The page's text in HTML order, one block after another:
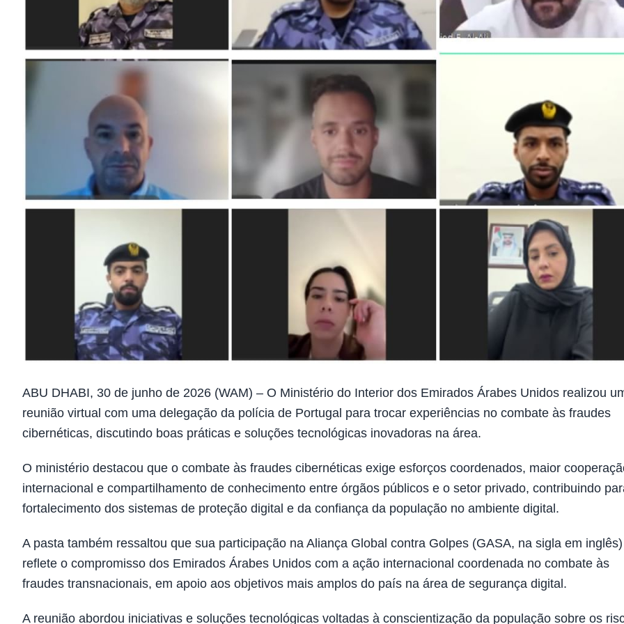
ABU DHABI, 30 de junho de 2026 (WAM) – O Ministério do Interior dos Emirados Árabes Unidos realizou
reunião virtual com uma delegação da polícia de Portugal para trocar experiências no combate às fraudes
cibernéticas, discutindo boas práticas e soluções tecnológicas inovadoras na área.
O ministério destacou que o combate às fraudes cibernéticas exige esforços coordenados, maior
internacional e compartilhamento de conhecimento entre órgãos públicos e o setor privado, contribuindo
fortalecimento dos sistemas de proteção digital e da confiança da população no ambiente digital.
A pasta também ressaltou que sua participação na Aliança Global contra Golpes (GASA, na sigla em inglês)
reflete o compromisso dos Emirados Árabes Unidos com a ação internacional coordenada no combate às
fraudes transnacionais, em apoio aos objetivos mais amplos do país na área de segurança digital.
A reunião abordou iniciativas e soluções tecnológicas voltadas à conscientização da população sobre os